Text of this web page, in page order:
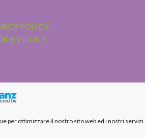
per ottimizzare il nostro sito web ed i nostri servizi.
POLICY
POLICY